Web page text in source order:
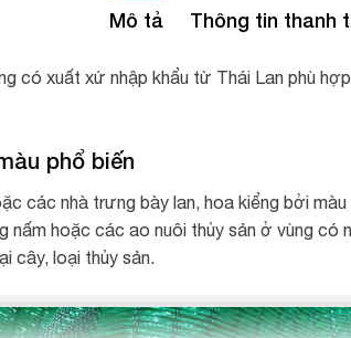
Mô tả Thông tin thanh
có xuất xứ nhập khẩu từ Thái Lan phù
phổ biến
các nhà trưng bày lan, hoa kiểng bởi
hoặc các ao nuôi thủy sản ở vùng
cây, loại thủy sản.